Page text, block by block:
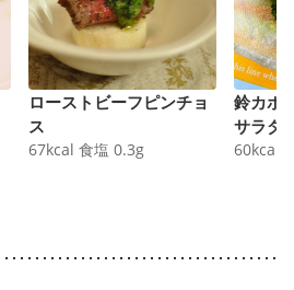
ローストビーフピンチョ
ス
67kcal 食塩 0.3g
鈴カボ
サラダ
60kcal